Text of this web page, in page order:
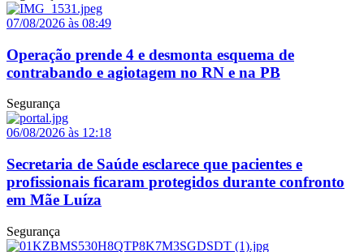
07/08/2026 às 08:49
Operação prende 4 e desmonta esquema de
contrabando e agiotagem no RN e na PB
Segurança
06/08/2026 às 12:18
Secretaria de Saúde esclarece que pacientes e
profissionais ficaram protegidos durante confronto
em Mãe Luíza
Segurança